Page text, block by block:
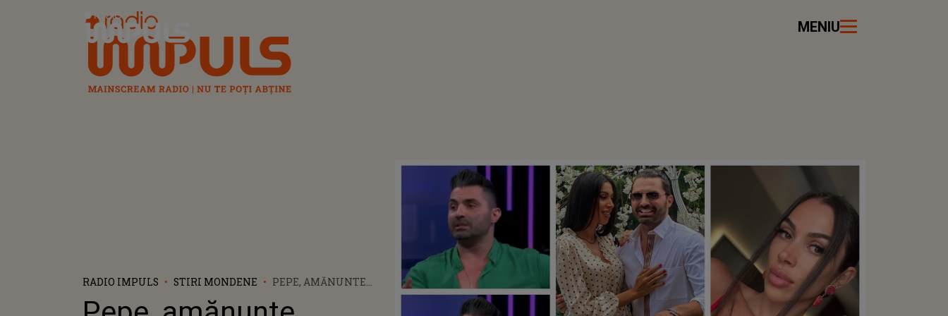
Radio Impuls MENIU
RADIO IMPULS STIRI MONDENE
PEPE, AMĂNUNTE
RALUCĂI PASTRAMĂ: